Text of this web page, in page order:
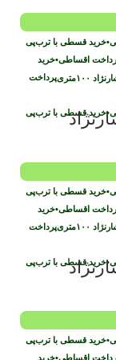
•خرید قسطی با ترب‌پی
اقساطی•خرید
پرداخت
•خرید قسطی با ترب‌پی
افشارنژاد
•خرید قسطی با ترب‌پی
اقساطی•خرید
پرداخت
•خرید قسطی با ترب‌پی
افشارنژاد
•خرید قسطی با ترب‌پی
اقساطی•خرید